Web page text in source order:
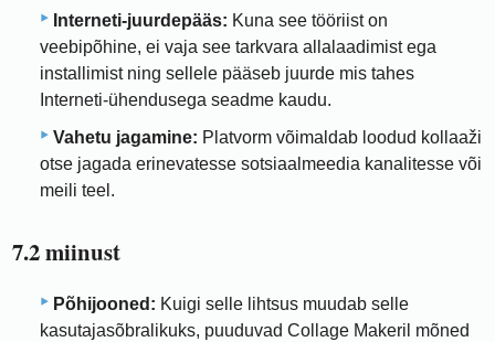
Interneti-juurdepääs: Kuna see tööriist on
veebipõhine, ei vaja see tarkvara allalaadimist ega
installimist ning sellele pääseb juurde mis tahes
Interneti-ühendusega seadme kaudu.
Vahetu jagamine: Platvorm võimaldab loodud kollaaži
otse jagada erinevatesse sotsiaalmeedia kanalitesse või
meili teel.
7.2 miinust
Põhijooned: Kuigi selle lihtsus muudab selle
kasutajasõbralikuks, puuduvad Collage Makeril mõned